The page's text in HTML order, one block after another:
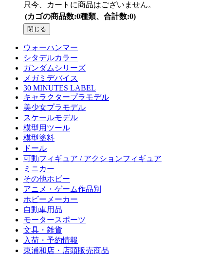
只今、カートに商品はございません。
(カゴの商品数:0種類、合計数:0)
閉じる
ウォーハンマー
シタデルカラー
ガンダムシリーズ
メガミデバイス
30 MINUTES LABEL
キャラクタープラモデル
美少女プラモデル
スケールモデル
模型用ツール
模型塗料
ドール
可動フィギュア / アクションフィギュア
ミニカー
その他ホビー
アニメ・ゲーム作品別
ホビーメーカー
自動車用品
モータースポーツ
文具・雑貨
入荷・予約情報
東浦和店・店頭販売商品